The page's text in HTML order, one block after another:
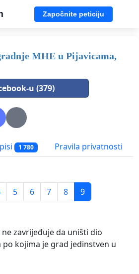
Započnite peticiju
MHE u Pijavicama,
u (379)
1 780 Pravila privatnosti
5 6 7 8 9
ne zavrijeđuje da uništi dio
kojima je grad jedinstven u